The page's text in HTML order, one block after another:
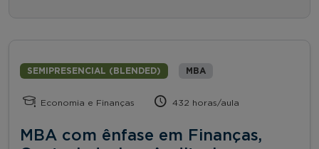
SEMIPRESENCIAL (BLENDED) MBA
Economia e Finanças 432 horas/aula
MBA com ênfase em Finanças,